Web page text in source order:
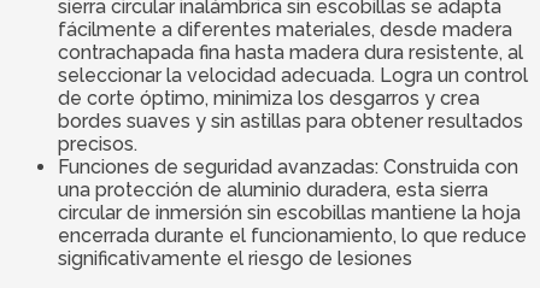
sierra circular inalámbrica sin escobillas se adapta
fácilmente a diferentes materiales, desde madera
contrachapada fina hasta madera dura resistente, al
seleccionar la velocidad adecuada. Logra un control
de corte óptimo, minimiza los desgarros y crea
bordes suaves y sin astillas para obtener resultados
precisos.
Funciones de seguridad avanzadas: Construida con
una protección de aluminio duradera, esta sierra
circular de inmersión sin escobillas mantiene la hoja
encerrada durante el funcionamiento, lo que reduce
significativamente el riesgo de lesiones